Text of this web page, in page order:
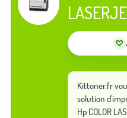
♡
Kittoner.fr
solution
Hp COLOR